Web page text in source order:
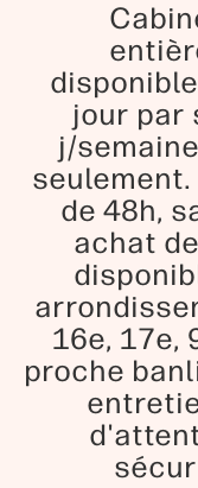
jour par
j/
de 48h,
achat
16e, 17e,
proche